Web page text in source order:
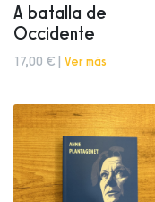
A batalla de
Occidente
17,00 € | Ver más